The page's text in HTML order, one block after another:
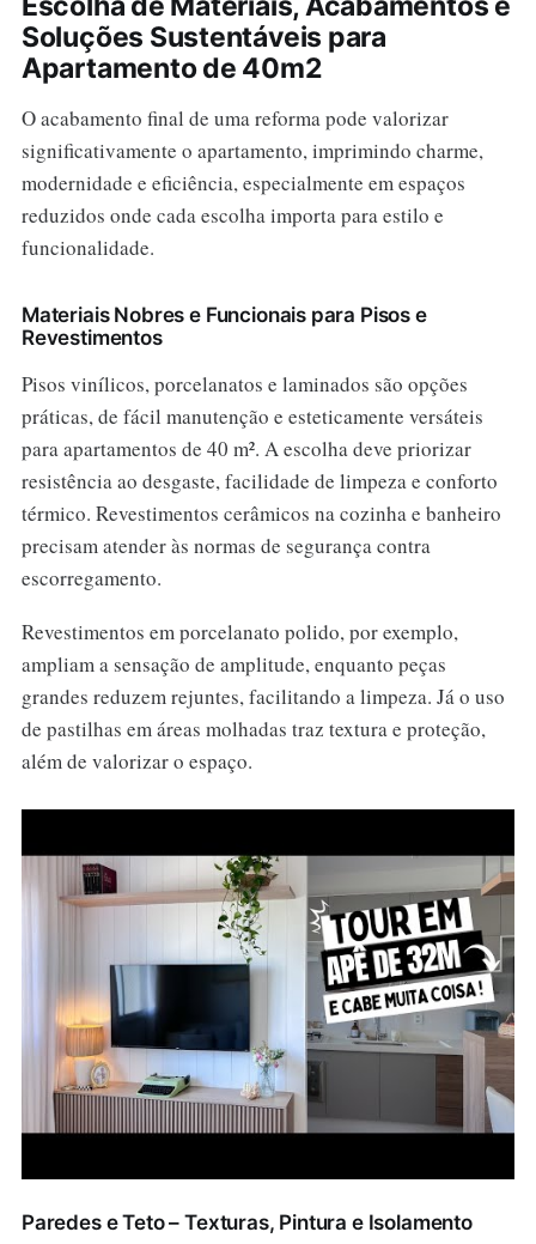
Soluções Sustentáveis para
Apartamento de 40m2
O acabamento final de uma reforma pode valorizar
significativamente o apartamento, imprimindo charme,
modernidade e eficiência, especialmente em espaços
reduzidos onde cada escolha importa para estilo e
funcionalidade.
Materiais Nobres e Funcionais para Pisos e
Revestimentos
Pisos vinílicos, porcelanatos e laminados são opções
práticas, de fácil manutenção e esteticamente versáteis
para apartamentos de 40 m². A escolha deve priorizar
resistência ao desgaste, facilidade de limpeza e conforto
térmico. Revestimentos cerâmicos na cozinha e banheiro
precisam atender às normas de segurança contra
escorregamento.
Revestimentos em porcelanato polido, por exemplo,
ampliam a sensação de amplitude, enquanto peças
grandes reduzem rejuntes, facilitando a limpeza. Já o uso
de pastilhas em áreas molhadas traz textura e proteção,
além de valorizar o espaço.
Paredes e Teto – Texturas, Pintura e Isolamento